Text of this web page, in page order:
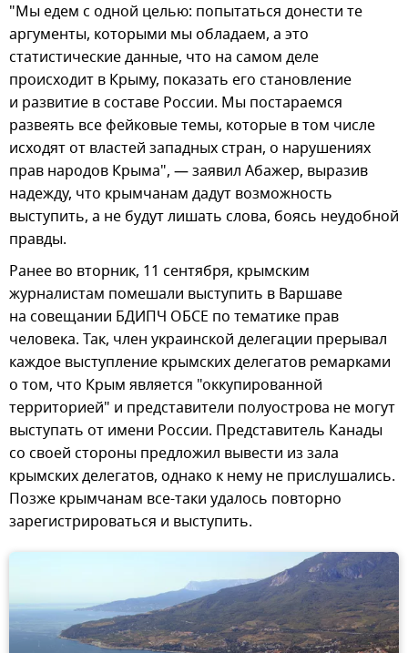
"Мы едем с одной целью: попытаться донести те
аргументы, которыми мы обладаем, а это
статистические данные, что на самом деле
происходит в Крыму, показать его становление
и развитие в составе России. Мы постараемся
развеять все фейковые темы, которые в том числе
исходят от властей западных стран, о нарушениях
прав народов Крыма", — заявил Абажер, выразив
надежду, что крымчанам дадут возможность
выступить, а не будут лишать слова, боясь неудобной
правды.
Ранее во вторник, 11 сентября, крымским
журналистам помешали выступить в Варшаве
на совещании БДИПЧ ОБСЕ по тематике прав
человека. Так, член украинской делегации прерывал
каждое выступление крымских делегатов ремарками
о том, что Крым является "оккупированной
территорией" и представители полуострова не могут
выступать от имени России. Представитель Канады
со своей стороны предложил вывести из зала
крымских делегатов, однако к нему не прислушались.
Позже крымчанам все-таки удалось повторно
зарегистрироваться и выступить.